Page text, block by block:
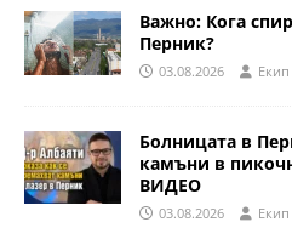
Важно: Кога
Перник?
03.08.2026
Болницата в
камъни в
ВИДЕО
03.08.2026